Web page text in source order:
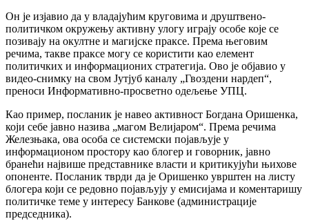
Он је изјавио да у владајућим круговима и друштвено-
политичком окружењу активну улогу играју особе које се
позивају на окултне и магијске праксе. Према његовим
речима, такве праксе могу се користити као елемент
политичких и информационих стратегија. Ово је објавио у
видео-снимку на свом Јутјуб каналу „Гвоздени нардеп“,
преноси Информативно-просветно одељење УПЦ.
Као пример, посланик је навео активност Богдана Оришенка,
који себе јавно назива „магом Велијаром“. Према речима
Железњака, ова особа се системски појављује у
информационом простору као блогер и говорник, јавно
бранећи највише представнике власти и критикујући њихове
опоненте. Посланик тврди да је Оришенко уврштен на листу
блогера који се редовно појављују у емисијама и коментаришу
политичке теме у интересу Банкове (администрације
председника).